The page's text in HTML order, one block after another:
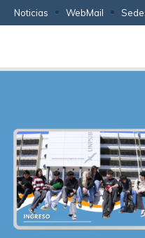
Noticias WebMail